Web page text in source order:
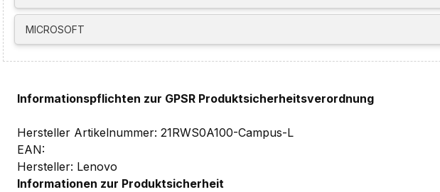
MICROSOFT
Informationspflichten zur GPSR Produktsicherheitsverordnung
Hersteller Artikelnummer: 21RWS0A100-Campus-L
EAN:
Hersteller: Lenovo
Informationen zur Produktsicherheit